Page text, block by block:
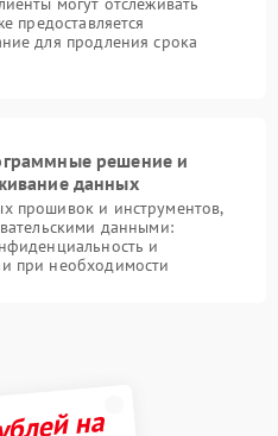
предоставляется
для продления срока
решение и
данных
прошивок и инструментов,
данными:
и
при необходимости